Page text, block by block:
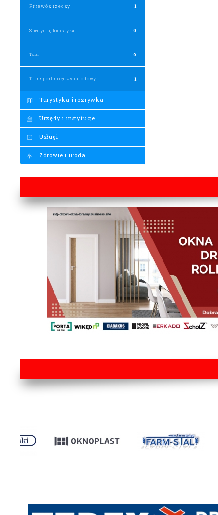
Przewóz rzeczy 1
Spedycja, logistyka 0
Taxi 0
Transport międzynarodowy 1
Turystyka i rozrywka
Urzędy i instytucje
Usługi
Zdrowie i uroda